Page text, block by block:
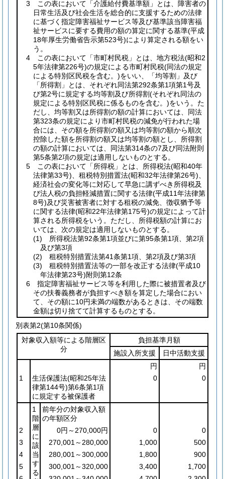
3 この表において「介護給付費基準額」とは、障害者の
日常生活及び社会生活を総合的に支援するための法律
に基づく指定障害福祉サービス等及び基準該当障害福
祉サービスに要する費用の額の算定に関する基準(平成
18年厚生労働省告示第523号)により算定される額をい
う。
4 この表において「市町村民税」とは、地方税法(昭和2
5年法律第226号)の規定による市町村民税(同法の規定
による特別区民税を含む。)をいい、「均等割」及び
「所得割」とは、それぞれ同法第292条第1項第1号及
び第2号に規定する均等割及び所得割(それぞれ同法の
規定による特別区民税に係るものを含む。)をいう。た
だし、均等割又は所得割の額の計算においては、同法
第323条の規定により市町村民税の減免が行われた場
合には、その額を所得割の額又は均等割の額から順次
控除した額を所得割の額又は均等割の額とし、所得割
の額の計算においては、同法第314条の7及び同法附則
第5条第2項の規定は適用しないものとする。
5 この表において「所得税」とは、所得税法(昭和40年
法律第33号) 、租税特別措置法(昭和32年法律第26号)
経済社会の変化等に対応して早急に講ずべき所得税及
び法人税の負担軽減措置に関する法律(平成11年法律第
8号)及び災害被害者に対する租税の減免、徴収猶予等
に関する法律(昭和22年法律第175号)の規定によって計
算される所得税をいう。ただし、所得税額の計算にお
いては、次の規定は適用しないものとする。
(1) 所得税法第92条第1項並びに第95条第1項、第2項
及び第3項
(2) 租税特別措置法第41条第1項、第2項及び第3項
(3) 租税特別措置法等の一部を改正する法律(平成10
年法律第23号)附則第12条
6 指定障害福祉サービス等を利用した際に被措置者及び
その扶養義務者が負担すべき額を算定した場合におい
て、その額に10円未満の端数があるときは、その端数
金額は切り捨てて計算するものとする。
別表第2(第10条関係)
対象収入額等による階層区
分
負担基準月額
施設入所支援
日中活動支援
円
円
1
生活保護法(昭和25年法
律第144号)第6条第1項
に規定する被保護者
0 0
1
階
層
に
該
当
す
る
前年分の対象収入額
の年額区分
2
0円～270,000円 0
0
3
270,001～280,000 1,000
500
4
280,001～300,000 1,800
900
5
300,001～320,000 3,400
1,700